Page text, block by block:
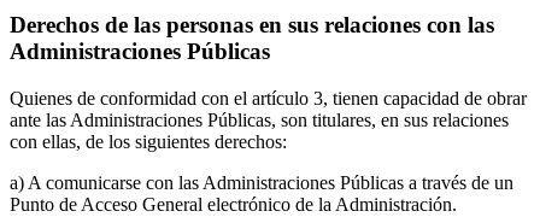
Derechos de las personas en sus relaciones con las
Administraciones Públicas
Quienes de conformidad con el artículo 3, tienen capacidad de obrar
ante las Administraciones Públicas, son titulares, en sus relaciones
con ellas, de los siguientes derechos:
a) A comunicarse con las Administraciones Públicas a través de un
Punto de Acceso General electrónico de la Administración.